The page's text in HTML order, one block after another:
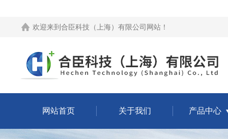
欢迎来到 合臣科技（上海）有限公司网站 ！
网站首页 关于我们 产品中心